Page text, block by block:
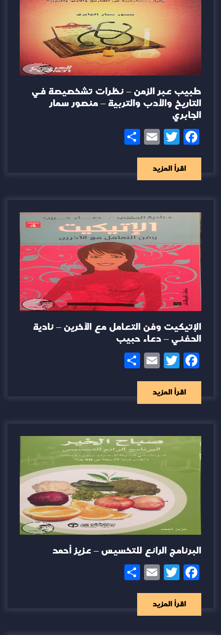
طبيب عبر الزمن – نظرات تشخصيصة في
التاريخ والأدب والتربية – منصور سمار
الجابري
Facebook
Twitter
Email
اقرأ المزيد
الإتيكيت وفن التعامل مع الآخرين – نادية
الحفني – دعاء حبيب
Facebook
Twitter
Email
اقرأ المزيد
البرنامج الرائع للتخسيس – عزيز أحمد
Facebook
Twitter
Email
اقرأ المزيد